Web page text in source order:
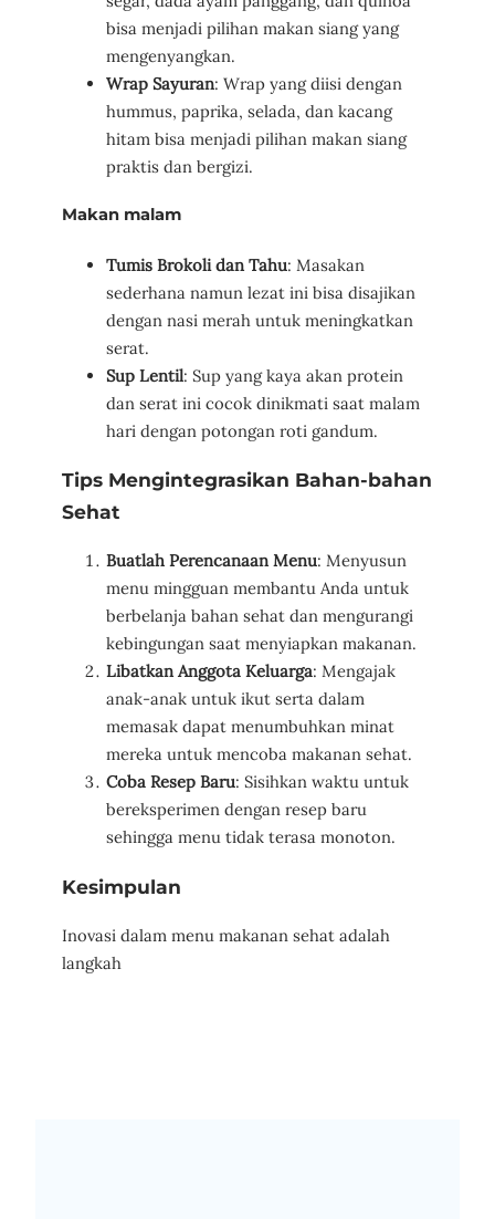
bisa menjadi pilihan makan siang yang
mengenyangkan.
Wrap Sayuran: Wrap yang diisi dengan
hummus, paprika, selada, dan kacang
hitam bisa menjadi pilihan makan siang
praktis dan bergizi.
Makan malam
Tumis Brokoli dan Tahu: Masakan
sederhana namun lezat ini bisa disajikan
dengan nasi merah untuk meningkatkan
serat.
Sup Lentil: Sup yang kaya akan protein
dan serat ini cocok dinikmati saat malam
hari dengan potongan roti gandum.
Tips Mengintegrasikan Bahan-bahan
Sehat
Buatlah Perencanaan Menu: Menyusun
menu mingguan membantu Anda untuk
berbelanja bahan sehat dan mengurangi
kebingungan saat menyiapkan makanan.
Libatkan Anggota Keluarga: Mengajak
anak-anak untuk ikut serta dalam
memasak dapat menumbuhkan minat
mereka untuk mencoba makanan sehat.
Coba Resep Baru: Sisihkan waktu untuk
bereksperimen dengan resep baru
sehingga menu tidak terasa monoton.
Kesimpulan
Inovasi dalam menu makanan sehat adalah
langkah